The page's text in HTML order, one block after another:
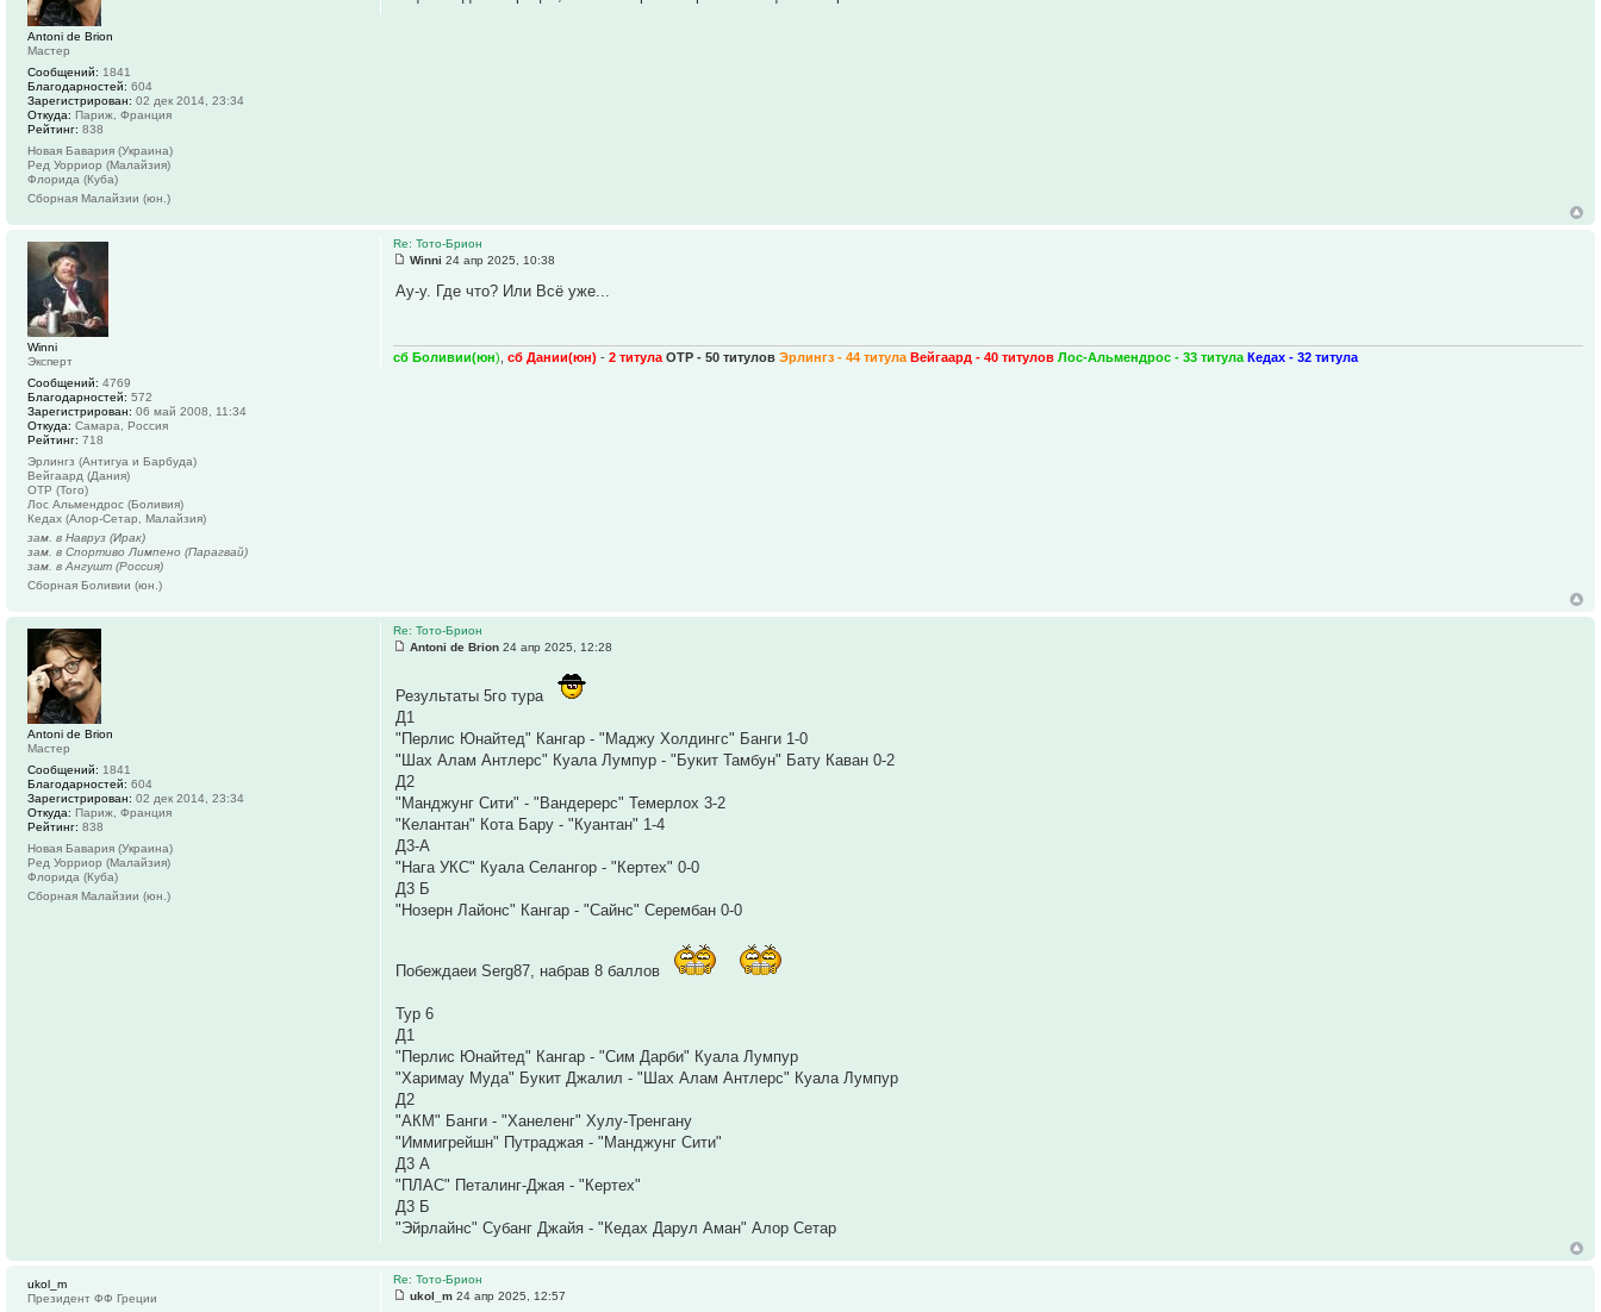
Antoni de Brion
Мастер
Сообщений: 1841
Благодарностей: 604
Зарегистрирован: 02 дек 2014, 23:34
Откуда: Париж, Франция
Рейтинг: 838
Новая Бавария (Украина)
Ред Уорриор (Малайзия)
Флорида (Куба)
Сборная Малайзии (юн.)
Re: Тото-Брион
Winni 24 апр 2025, 10:38
Ау-у. Где что? Или Всё уже...
сб Боливии(юн) ,сб Дании(юн) -2 титула ОТР - 50 титуловЭрлингз - 44 титулаВейгаард - 40 титулов Лос-Альмендрос - 33 титулаКедах - 32 титула
Winni
Эксперт
Сообщений: 4769
Благодарностей: 572
Зарегистрирован: 06 май 2008, 11:34
Откуда: Самара, Россия
Рейтинг: 718
Эрлингз (Антигуа и Барбуда)
Вейгаард (Дания)
ОТР (Того)
Лос Альмендрос (Боливия)
Кедах (Алор-Сетар, Малайзия)
зам. в Навруз (Ирак)
зам. в Спортиво Лимпено (Парагвай)
зам. в Ангушт (Россия)
Сборная Боливии (юн.)
Re: Тото-Брион
Antoni de Brion 24 апр 2025, 12:28
Результаты 5го тура
Д1
"Перлис Юнайтед" Кангар - "Маджу Холдингс" Банги 1-0
"Шах Алам Антлерс" Куала Лумпур - "Букит Тамбун" Бату Каван 0-2
Д2
"Манджунг Сити" - "Вандерерс" Темерлох 3-2
"Келантан" Кота Бару - "Куантан" 1-4
Д3-А
"Нага УКС" Куала Селангор - "Кертех" 0-0
Д3 Б
"Нозерн Лайонс" Кангар - "Сайнс" Серембан 0-0
Побеждаеи Serg87, набрав 8 баллов
Тур 6
Д1
"Перлис Юнайтед" Кангар - "Сим Дарби" Куала Лумпур
"Харимау Муда" Букит Джалил - "Шах Алам Антлерс" Куала Лумпур
Д2
"АКМ" Банги - "Ханеленг" Хулу-Тренгану
"Иммигрейшн" Путраджая - "Манджунг Сити"
Д3 А
"ПЛАС" Петалинг-Джая - "Кертех"
Д3 Б
"Эйрлайнс" Субанг Джайя - "Кедах Дарул Аман" Алор Сетар
Antoni de Brion
Мастер
Сообщений: 1841
Благодарностей: 604
Зарегистрирован: 02 дек 2014, 23:34
Откуда: Париж, Франция
Рейтинг: 838
Новая Бавария (Украина)
Ред Уорриор (Малайзия)
Флорида (Куба)
Сборная Малайзии (юн.)
Re: Тото-Брион
ukol_m 24 апр 2025, 12:57
ukol_m
Президент ФФ Греции